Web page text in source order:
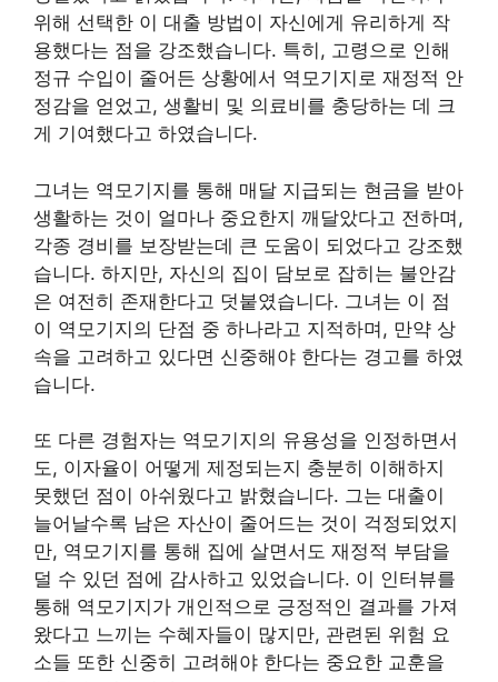
위해 선택한 이 대출 방법이 자신에게 유리하게 작
용했다는 점을 강조했습니다. 특히, 고령으로 인해
정규 수입이 줄어든 상황에서 역모기지로 재정적 안
정감을 얻었고, 생활비 및 의료비를 충당하는 데 크
게 기여했다고 하였습니다.
그녀는 역모기지를 통해 매달 지급되는 현금을 받아
생활하는 것이 얼마나 중요한지 깨달았다고 전하며,
각종 경비를 보장받는데 큰 도움이 되었다고 강조했
습니다. 하지만, 자신의 집이 담보로 잡히는 불안감
은 여전히 존재한다고 덧붙였습니다. 그녀는 이 점
이 역모기지의 단점 중 하나라고 지적하며, 만약 상
속을 고려하고 있다면 신중해야 한다는 경고를 하였
습니다.
또 다른 경험자는 역모기지의 유용성을 인정하면서
도, 이자율이 어떻게 제정되는지 충분히 이해하지
못했던 점이 아쉬웠다고 밝혔습니다. 그는 대출이
늘어날수록 남은 자산이 줄어드는 것이 걱정되었지
만, 역모기지를 통해 집에 살면서도 재정적 부담을
덜 수 있던 점에 감사하고 있었습니다. 이 인터뷰를
통해 역모기지가 개인적으로 긍정적인 결과를 가져
왔다고 느끼는 수혜자들이 많지만, 관련된 위험 요
소들 또한 신중히 고려해야 한다는 중요한 교훈을